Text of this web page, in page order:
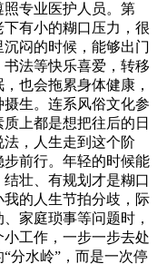
专业医护人员。第
有小的糊口压力，很
闷的时候，能够出门
法等快乐喜爱，转移
也会拖累身体健康，
生。连系风俗文化参
上都是想把往后的日
，人生走到这个阶
前行。年轻的时候能
壮、有规划才是糊口
的人生节拍分歧，际
家庭琐事等问题时，
工作，一步一步去处
分水岭”，而是一次停